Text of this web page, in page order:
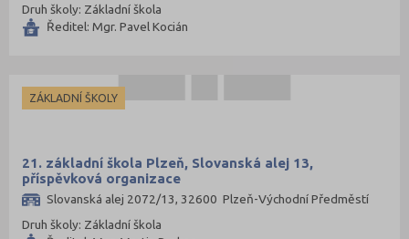
Druh školy: Základní škola
Ředitel: Mgr. Pavel Kocián
ZÁKLADNÍ ŠKOLY
21. základní škola Plzeň, Slovanská alej 13,
příspěvková organizace
Slovanská alej 2072/13, 32600 Plzeň-Východní Předměstí
Druh školy: Základní škola